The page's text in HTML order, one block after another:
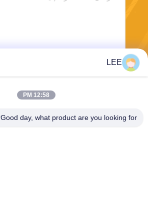
LEE
12:58 PM
Good day, what product are you looking for?